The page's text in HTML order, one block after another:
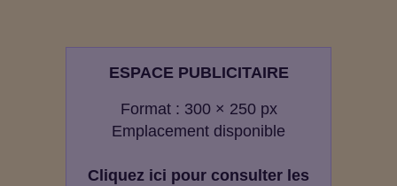
ESPACE PUBLICITAIRE
Format : 300 × 250 px
Emplacement disponible
Cliquez ici pour consulter les